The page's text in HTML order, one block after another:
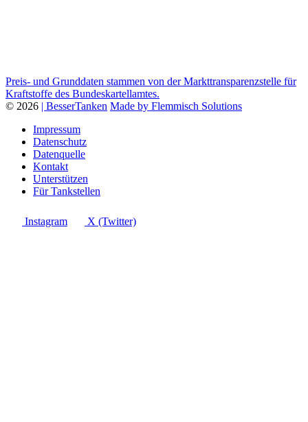
Preis- und Grunddaten stammen von der Markttransparenzstelle für
Kraftstoffe des Bundeskartellamtes.
© 2026 | BesserTanken Made by Flemmisch Solutions
Impressum
Datenschutz
Datenquelle
Kontakt
Unterstützen
Für Tankstellen
Instagram X (Twitter)